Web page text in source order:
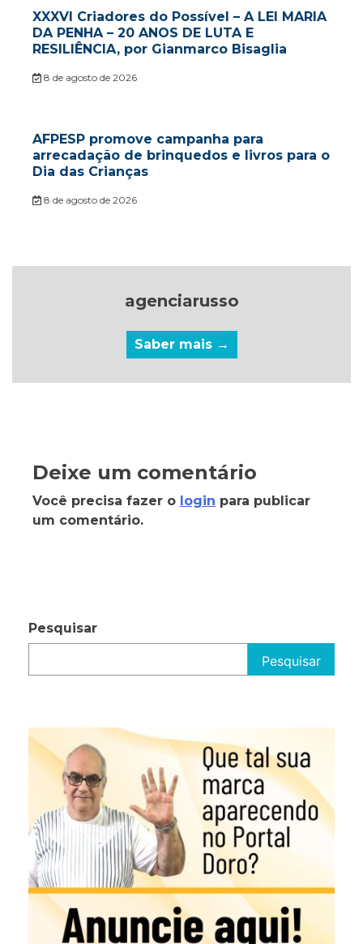
XXXVI Criadores do Possível – A LEI MARIA
DA PENHA – 20 ANOS DE LUTA E
RESILIÊNCIA, por Gianmarco Bisaglia
8 de agosto de 2026
AFPESP promove campanha para
arrecadação de brinquedos e livros para o
Dia das Crianças
8 de agosto de 2026
agenciarusso
Saber mais →
Deixe um comentário
Você precisa fazer o login para publicar
um comentário.
Pesquisar
Pesquisar